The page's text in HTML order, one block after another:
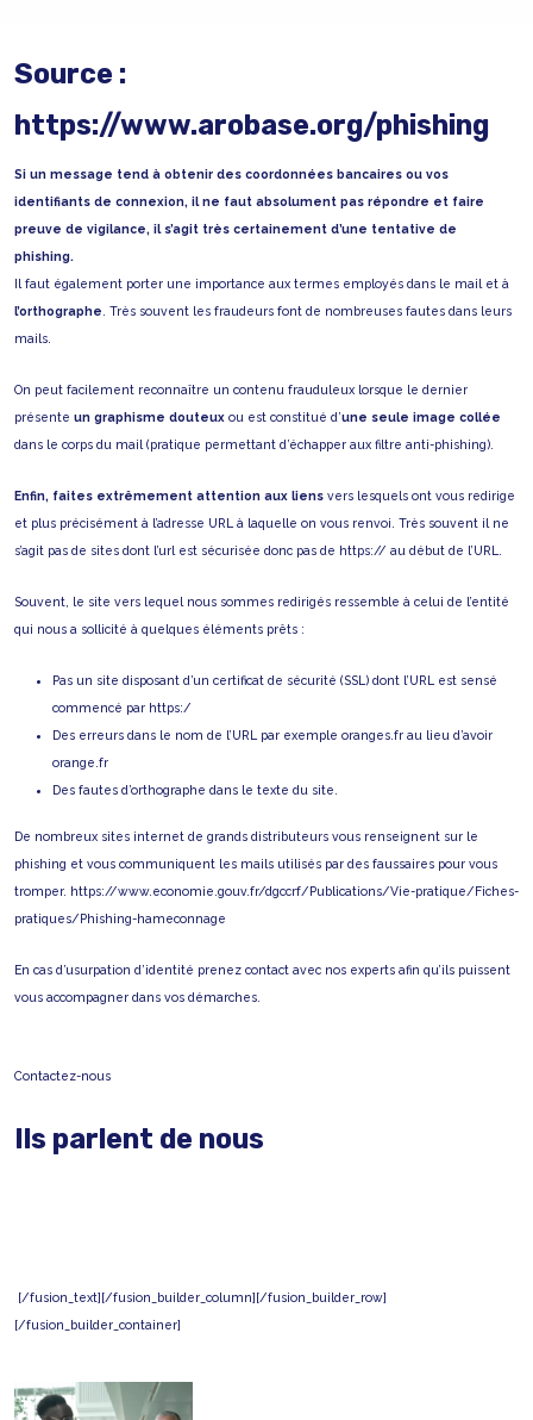
Source :
https://www.arobase.org/phishing
Si un message tend à obtenir des coordonnées bancaires ou vos
identifiants de connexion, il ne faut absolument pas répondre et faire
preuve de vigilance, il s’agit très certainement d’une tentative de
phishing.
Il faut également porter une importance aux termes employés dans le mail et à
l’orthographe . Très souvent les fraudeurs font de nombreuses fautes dans leurs
mails.
On peut facilement reconnaître un contenu frauduleux lorsque le dernier
présente un graphisme douteux ou est constitué d’une seule image collée
dans le corps du mail (pratique permettant d’échapper aux filtre anti-phishing).
Enfin, faites extrêmement attention aux liens vers lesquels ont vous redirige
et plus précisément à l’adresse URL à laquelle on vous renvoi. Très souvent il ne
s’agit pas de sites dont l’url est sécurisée donc pas de https:// au début de l’URL.
Souvent, le site vers lequel nous sommes redirigés ressemble à celui de l’entité
qui nous a sollicité à quelques éléments prêts :
Pas un site disposant d’un certificat de sécurité (SSL) dont l’URL est sensé
commencé par https:/
Des erreurs dans le nom de l’URL par exemple oranges.fr au lieu d’avoir
orange.fr
Des fautes d’orthographe dans le texte du site.
De nombreux sites internet de grands distributeurs vous renseignent sur le
phishing et vous communiquent les mails utilisés par des faussaires pour vous
tromper. https://www.economie.gouv.fr/dgccrf/Publications/Vie-pratique/Fiches-
pratiques/Phishing-hameconnage
En cas d’usurpation d’identité prenez contact avec nos experts afin qu’ils puissent
vous accompagner dans vos démarches.
Contactez-nous
Ils parlent de nous
[/fusion_text][/fusion_builder_column][/fusion_builder_row]
[/fusion_builder_container]